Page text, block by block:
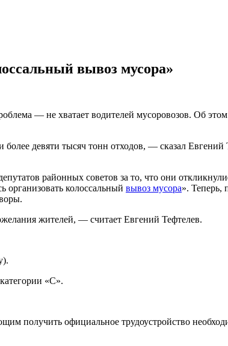
вывоз мусора»
— не хватает водителей мусоровозов. Об
девяти тысяч тонн отходов, — сказал
районных советов за то, что они
организовать колоссальный вывоз мусора». Теперь,
жителей, — считает Евгений Тефтелев.
«С».
получить официальное трудоустройство